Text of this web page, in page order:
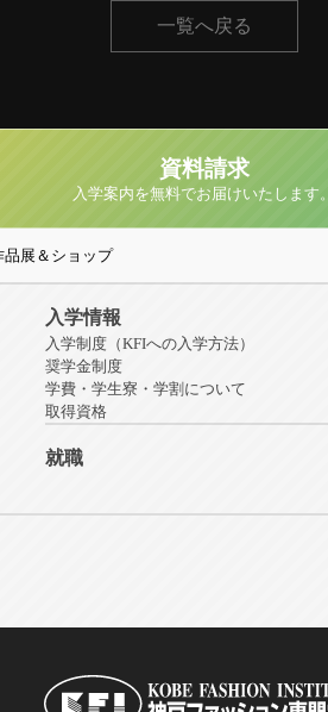
一覧へ戻る
資料請求
入学案内を無料でお届けいたします。
品展＆ショップ
入学情報
入学制度（KFIへの入学方法）
奨学金制度
学費・学生寮・学割について
取得資格
就職